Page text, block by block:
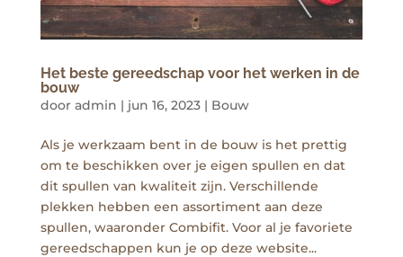
Het beste gereedschap voor het werken in de
bouw
door admin | jun 16, 2023 | Bouw
Als je werkzaam bent in de bouw is het prettig
om te beschikken over je eigen spullen en dat
dit spullen van kwaliteit zijn. Verschillende
plekken hebben een assortiment aan deze
spullen, waaronder Combifit. Voor al je favoriete
gereedschappen kun je op deze website...